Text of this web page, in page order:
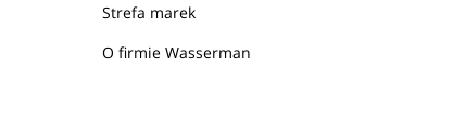
Strefa marek
O firmie Wasserman